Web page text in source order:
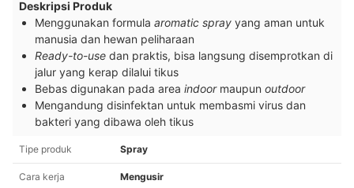
Deskripsi Produk
Menggunakan formula aromatic spray yang aman untuk
manusia dan hewan peliharaan
Ready-to-use dan praktis, bisa langsung disemprotkan di
jalur yang kerap dilalui tikus
Bebas digunakan pada area indoormaupun outdoor
Mengandung disinfektan untuk membasmi virus dan
bakteri yang dibawa oleh tikus
Tipe produk Spray
Cara kerja Mengusir